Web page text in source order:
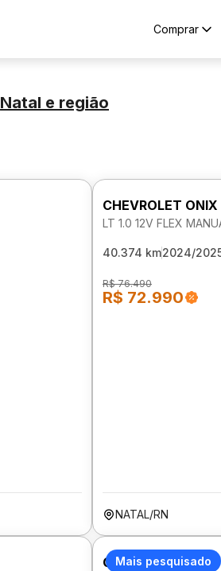
Comprar
Natal e região
CHEVROLET ONIX
LT 1.0 12V FLEX
40.374 km2024/
R$ 76.490
R$ 72.990
NATAL/RN
Mais pesquisado
CHEVROLET ONIX